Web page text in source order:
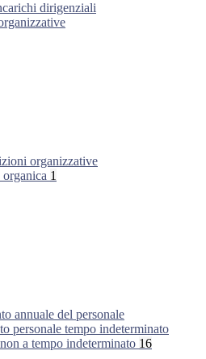
dirigenziali
organizzative
1
annuale del personale
personale tempo indeterminato
a tempo indeterminato 16